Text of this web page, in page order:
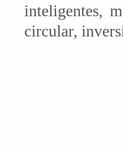
inteligentes,
circular,